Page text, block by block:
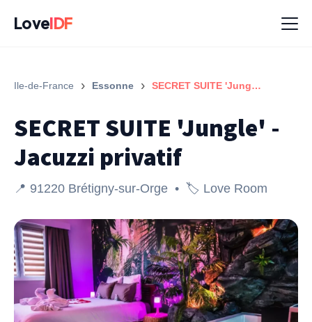
LoveIDF
Ile-de-France › Essonne › SECRET SUITE 'Jungle' - Jacuzzi privatif
SECRET SUITE 'Jungle' -
Jacuzzi privatif
📍 91220 Brétigny-sur-Orge • 🏷️ Love Room